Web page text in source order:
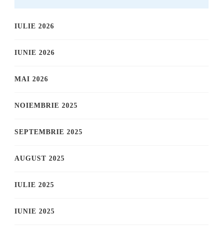
IULIE 2026
IUNIE 2026
MAI 2026
NOIEMBRIE 2025
SEPTEMBRIE 2025
AUGUST 2025
IULIE 2025
IUNIE 2025